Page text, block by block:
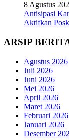
8 Agustus
Antisipasi
Aktifkan
ARSIP
Agustus 2026
Juli 2026
Juni 2026
Mei 2026
April 2026
Maret 2026
Februari 2026
Januari 2026
Desember